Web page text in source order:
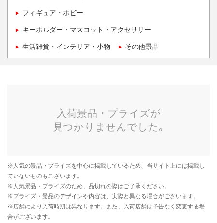
フィギュア・ホビー
キーホルダー・マスコット・アクセサリー
生活雑貨・インテリア・小物 その他景品